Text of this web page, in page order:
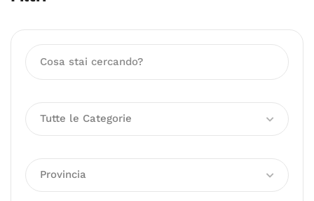
Tutte le Categorie
Provincia